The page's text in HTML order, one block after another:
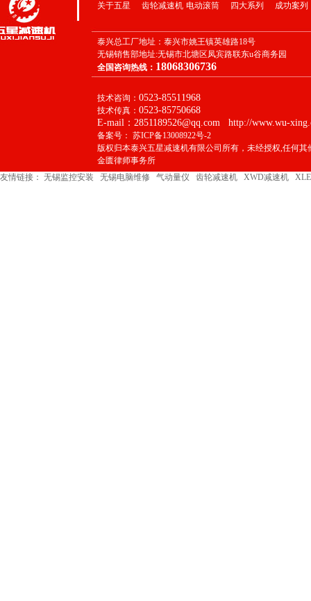
关于五星 齿轮减速机 电动滚筒 四大系列 成功案列
泰兴总工厂地址： 泰兴市姚王镇英雄路18号
无锡销售部地址:无锡市北塘区凤宾路联东u谷商务园
全国咨询热线： 18068306736
技术咨询： 0523-85511968
技术传真： 0523-85750668
E-mail：2851189526@qq.com http://www.wu-
备案号： 苏ICP备13008922号-2
版权归本泰兴五星减速机有限公司所有，未经授权,任何
金匮律师事务所
友情链接： 无锡监控安装 无锡电脑维修 气动量仪 齿轮减速机 XWD减速机